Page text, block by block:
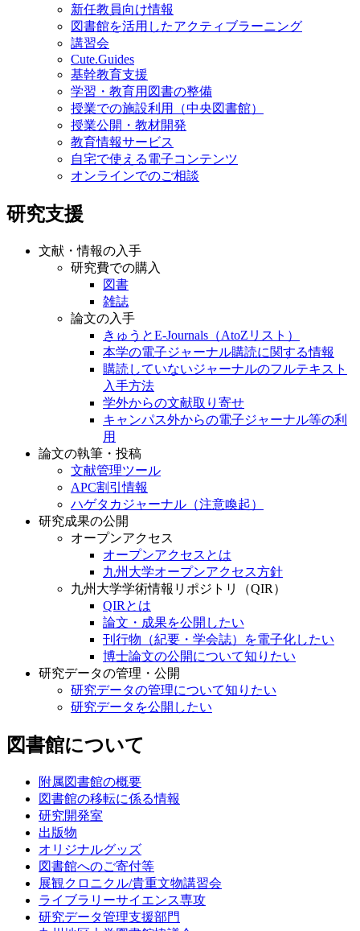
新任教員向け情報
図書館を活用したアクティブラーニング
講習会
Cute.Guides
基幹教育支援
学習・教育用図書の整備
授業での施設利用（中央図書館）
授業公開・教材開発
教育情報サービス
自宅で使える電子コンテンツ
オンラインでのご相談
研究支援
文献・情報の入手
研究費での購入
図書
雑誌
論文の入手
きゅうとE-Journals（AtoZリスト）
本学の電子ジャーナル購読に関する情報
購読していないジャーナルのフルテキスト
入手方法
学外からの文献取り寄せ
キャンパス外からの電子ジャーナル等の利
用
論文の執筆・投稿
文献管理ツール
APC割引情報
ハゲタカジャーナル（注意喚起）
研究成果の公開
オープンアクセス
オープンアクセスとは
九州大学オープンアクセス方針
九州大学学術情報リポジトリ（QIR）
QIRとは
論文・成果を公開したい
刊行物（紀要・学会誌）を電子化したい
博士論文の公開について知りたい
研究データの管理・公開
研究データの管理について知りたい
研究データを公開したい
図書館について
附属図書館の概要
図書館の移転に係る情報
研究開発室
出版物
オリジナルグッズ
図書館へのご寄付等
展観クロニクル/貴重文物講習会
ライブラリーサイエンス専攻
研究データ管理支援部門